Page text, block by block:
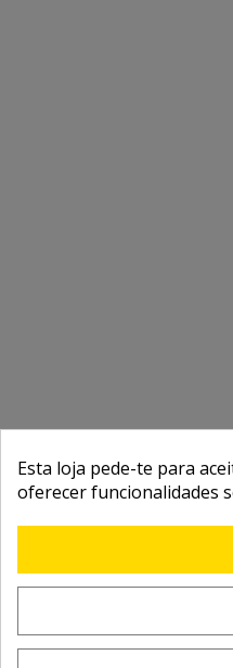
Esta loja pede-te para
oferecer funcionalidades